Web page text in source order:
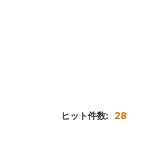
ヒット件数: 28